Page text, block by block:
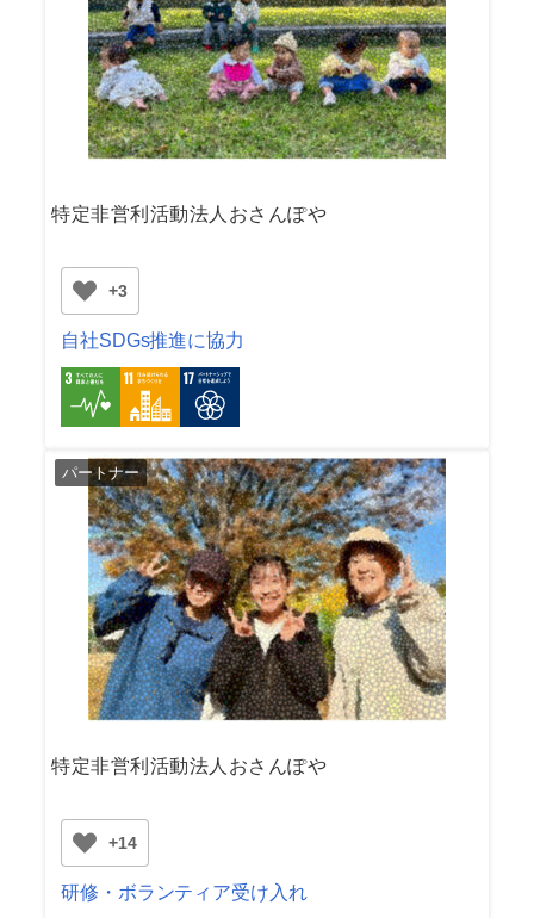
特定非営利活動法人おさんぽや
+3
自社SDGs推進に協力
パートナー
特定非営利活動法人おさんぽや
+14
研修・ボランティア受け入れ